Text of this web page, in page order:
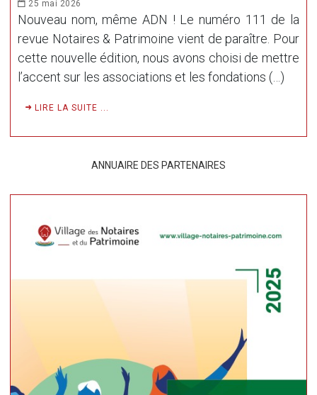
25 mai 2026
Nouveau nom, même ADN ! Le numéro 111 de la
revue Notaires & Patrimoine vient de paraître. Pour
cette nouvelle édition, nous avons choisi de mettre
l’accent sur les associations et les fondations (…)
LIRE LA SUITE ...
ANNUAIRE DES PARTENAIRES